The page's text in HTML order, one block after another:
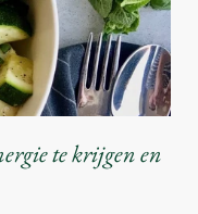
te krijgen en